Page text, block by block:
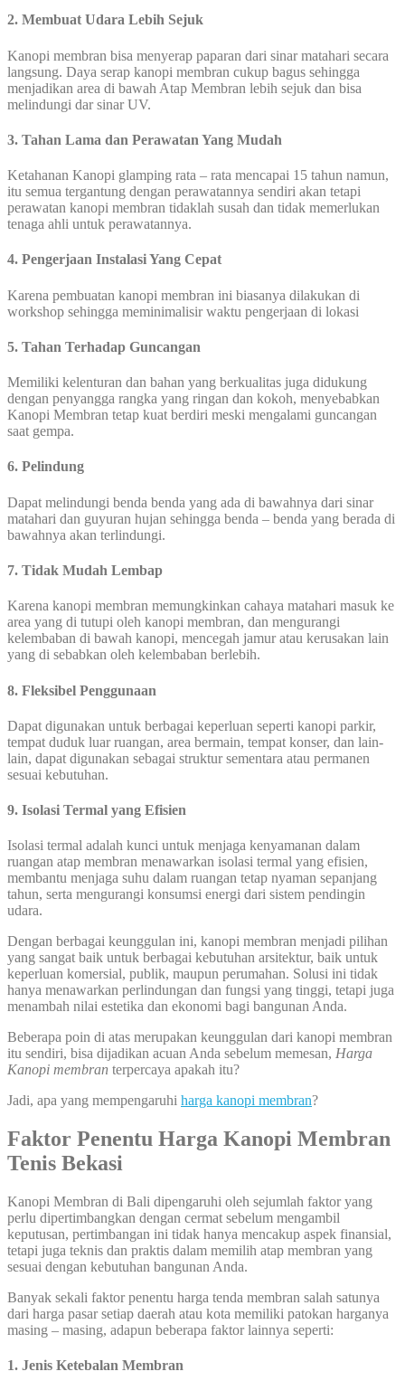
2. Membuat Udara Lebih Sejuk
Kanopi membran bisa menyerap paparan dari sinar matahari secara
langsung. Daya serap kanopi membran cukup bagus sehingga
menjadikan area di bawah Atap Membran lebih sejuk dan bisa
melindungi dar sinar UV.
3. Tahan Lama dan Perawatan Yang Mudah
Ketahanan Kanopi glamping rata – rata mencapai 15 tahun namun,
itu semua tergantung dengan perawatannya sendiri akan tetapi
perawatan kanopi membran tidaklah susah dan tidak memerlukan
tenaga ahli untuk perawatannya.
4. Pengerjaan Instalasi Yang Cepat
Karena pembuatan kanopi membran ini biasanya dilakukan di
workshop sehingga meminimalisir waktu pengerjaan di lokasi
5. Tahan Terhadap Guncangan
Memiliki kelenturan dan bahan yang berkualitas juga didukung
dengan penyangga rangka yang ringan dan kokoh, menyebabkan
Kanopi Membran tetap kuat berdiri meski mengalami guncangan
saat gempa.
6. Pelindung
Dapat melindungi benda benda yang ada di bawahnya dari sinar
matahari dan guyuran hujan sehingga benda – benda yang berada di
bawahnya akan terlindungi.
7. Tidak Mudah Lembap
Karena kanopi membran memungkinkan cahaya matahari masuk ke
area yang di tutupi oleh kanopi membran, dan mengurangi
kelembaban di bawah kanopi, mencegah jamur atau kerusakan lain
yang di sebabkan oleh kelembaban berlebih.
8. Fleksibel Penggunaan
Dapat digunakan untuk berbagai keperluan seperti kanopi parkir,
tempat duduk luar ruangan, area bermain, tempat konser, dan lain-
lain, dapat digunakan sebagai struktur sementara atau permanen
sesuai kebutuhan.
9. Isolasi Termal yang Efisien
Isolasi termal adalah kunci untuk menjaga kenyamanan dalam
ruangan atap membran menawarkan isolasi termal yang efisien,
membantu menjaga suhu dalam ruangan tetap nyaman sepanjang
tahun, serta mengurangi konsumsi energi dari sistem pendingin
udara.
Dengan berbagai keunggulan ini, kanopi membran menjadi pilihan
yang sangat baik untuk berbagai kebutuhan arsitektur, baik untuk
keperluan komersial, publik, maupun perumahan. Solusi ini tidak
hanya menawarkan perlindungan dan fungsi yang tinggi, tetapi juga
menambah nilai estetika dan ekonomi bagi bangunan Anda.
Beberapa poin di atas merupakan keunggulan dari kanopi membran
itu sendiri, bisa dijadikan acuan Anda sebelum memesan, Harga
Kanopi membran terpercaya apakah itu?
Jadi, apa yang mempengaruhi harga kanopi membran?
Faktor Penentu Harga Kanopi Membran
Tenis Bekasi
Kanopi Membran di Bali dipengaruhi oleh sejumlah faktor yang
perlu dipertimbangkan dengan cermat sebelum mengambil
keputusan, pertimbangan ini tidak hanya mencakup aspek finansial,
tetapi juga teknis dan praktis dalam memilih atap membran yang
sesuai dengan kebutuhan bangunan Anda.
Banyak sekali faktor penentu harga tenda membran salah satunya
dari harga pasar setiap daerah atau kota memiliki patokan harganya
masing – masing, adapun beberapa faktor lainnya seperti:
1. Jenis Ketebalan Membran